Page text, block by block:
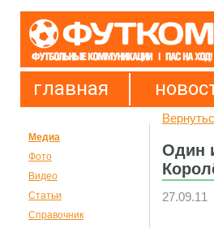
главная
Медиа
Фото
Видео
Статьи
Справочник
Один
27.09.11